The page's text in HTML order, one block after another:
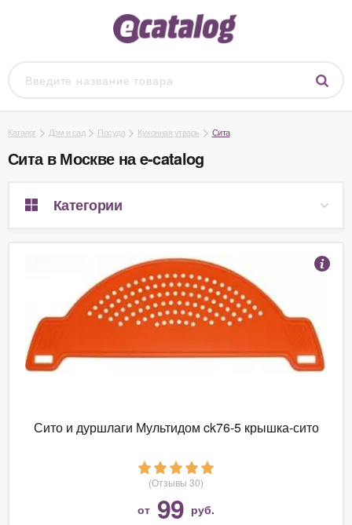
Каталог Дом и сад Посуда Кухонная утварь Сита
Сита в Москве на e-catalog
Категории
Сито и дуршлаги Мультидом ck76-5 крышка-сито
(Отзывы 30)
от 99 руб.